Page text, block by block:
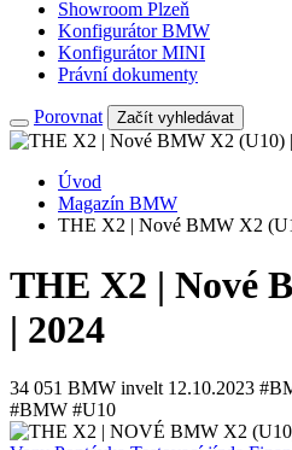
Showroom Plzeň
Konfigurátor BMW
Konfigurátor MINI
Právní dokumenty
Porovnat Začít vyhledávat
Úvod
Magazín BMW
THE X2 | Nové BMW X2
THE X2 | Nové
| 2024
34 051 BMW invelt 12.10.2023
#BMW #U10